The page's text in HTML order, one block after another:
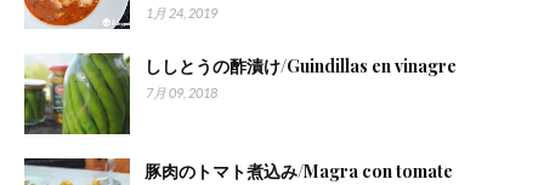
1月 24, 2019
ししとうの酢漬け/Guindillas en vinagre
7月 09, 2018
豚肉のトマト煮込み/Magra con tomate